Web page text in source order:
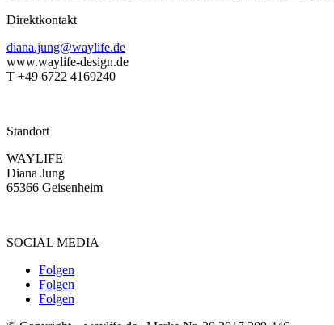
Direktkontakt
diana.jung@waylife.de
www.waylife-design.de
T +49 6722 4169240
Standort
WAYLIFE
Diana Jung
65366 Geisenheim
SOCIAL MEDIA
Folgen
Folgen
Folgen